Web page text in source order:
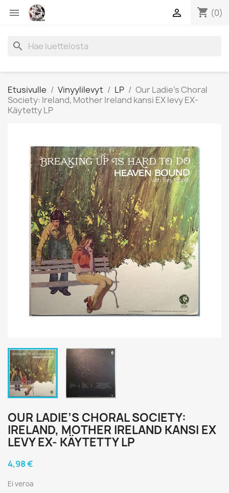
 shopping_cart (0)

search
Etusivulle Vinyylilevyt LP
Our Ladie’s Choral
Society: Ireland, Mother Ireland kansi EX levy EX-
Käytetty LP
OUR LADIE’S CHORAL SOCIETY:
IRELAND, MOTHER IRELAND KANSI EX
LEVY EX- KÄYTETTY LP
4,98 €
Ei veroa